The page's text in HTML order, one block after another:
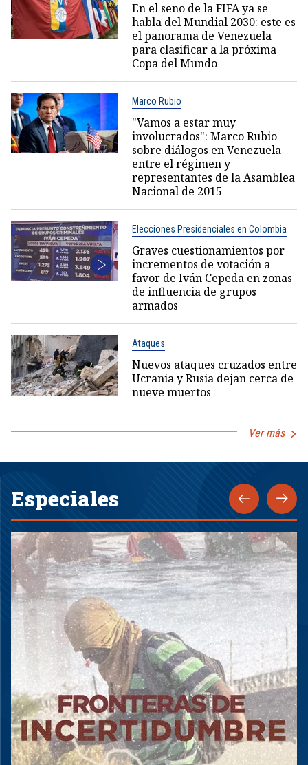
En el seno de la FIFA ya se
habla del Mundial 2030: este es
el panorama de Venezuela
para clasificar a la próxima
Copa del Mundo
Marco Rubio
"Vamos a estar muy
involucrados": Marco Rubio
sobre diálogos en Venezuela
entre el régimen y
representantes de la Asamblea
Nacional de 2015
Elecciones Presidenciales en Colombia
Graves cuestionamientos por
incrementos de votación a
favor de Iván Cepeda en zonas
de influencia de grupos
armados
Ataques
Nuevos ataques cruzados entre
Ucrania y Rusia dejan cerca de
nueve muertos
Ver más
Especiales